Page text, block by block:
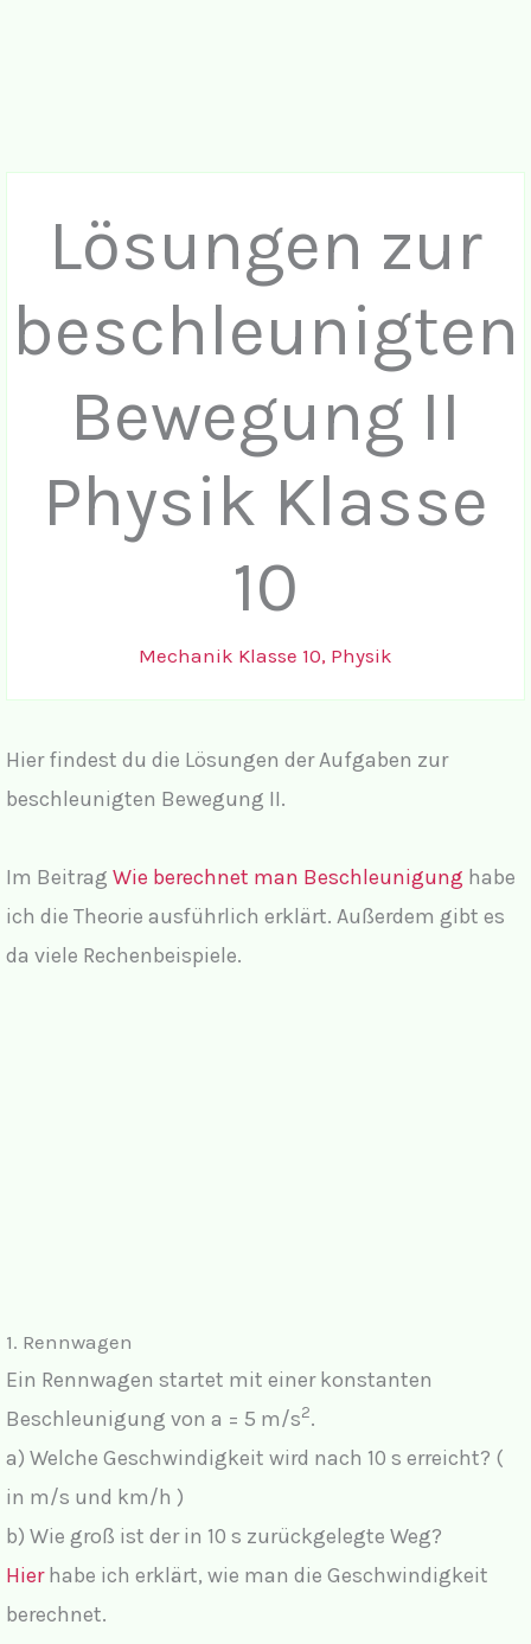
Lösungen zur
beschleunigten
Bewegung II
Physik Klasse
10
Mechanik Klasse 10, Physik
Hier findest du die Lösungen der Aufgaben zur
beschleunigten Bewegung II.
Im Beitrag Wie berechnet man Beschleunigung habe
ich die Theorie ausführlich erklärt. Außerdem gibt es
da viele Rechenbeispiele.
1. Rennwagen
Ein Rennwagen startet mit einer konstanten
Beschleunigung von a = 5 m/s2.
a) Welche Geschwindigkeit wird nach 10 s erreicht? (
in m/s und km/h )
b) Wie groß ist der in 10 s zurückgelegte Weg?
Hierhabe ich erklärt, wie man die Geschwindigkeit
berechnet.